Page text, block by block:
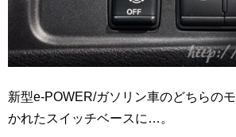
新型e-POWER/ガソリン車のどちらの
かれたスイッチベースに…。